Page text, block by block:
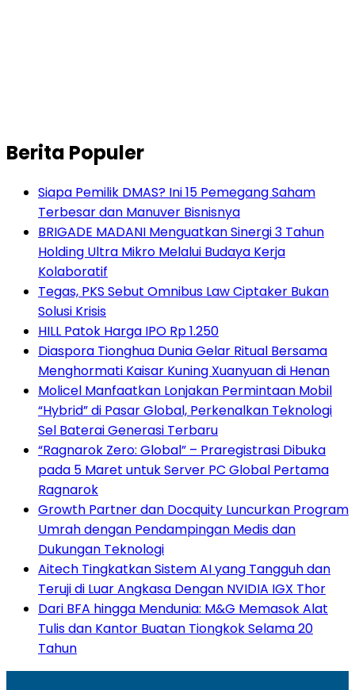
Berita Populer
Siapa Pemilik DMAS? Ini 15 Pemegang Saham
Terbesar dan Manuver Bisnisnya
BRIGADE MADANI Menguatkan Sinergi 3 Tahun
Holding Ultra Mikro Melalui Budaya Kerja
Kolaboratif
Tegas, PKS Sebut Omnibus Law Ciptaker Bukan
Solusi Krisis
HILL Patok Harga IPO Rp 1.250
Diaspora Tionghua Dunia Gelar Ritual Bersama
Menghormati Kaisar Kuning Xuanyuan di Henan
Molicel Manfaatkan Lonjakan Permintaan Mobil
“Hybrid” di Pasar Global, Perkenalkan Teknologi
Sel Baterai Generasi Terbaru
“Ragnarok Zero: Global” – Praregistrasi Dibuka
pada 5 Maret untuk Server PC Global Pertama
Ragnarok
Growth Partner dan Docquity Luncurkan Program
Umrah dengan Pendampingan Medis dan
Dukungan Teknologi
Aitech Tingkatkan Sistem AI yang Tangguh dan
Teruji di Luar Angkasa Dengan NVIDIA IGX Thor
Dari BFA hingga Mendunia: M&G Memasok Alat
Tulis dan Kantor Buatan Tiongkok Selama 20
Tahun